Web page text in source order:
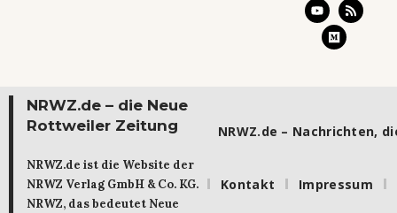
NRWZ.de – die Neue
Rottweiler Zeitung
NRWZ.de ist die Website der
NRWZ Verlag GmbH & Co. KG.
NRWZ, das bedeutet Neue
NRWZ.de – Nachrichten,
Kontakt Impressum